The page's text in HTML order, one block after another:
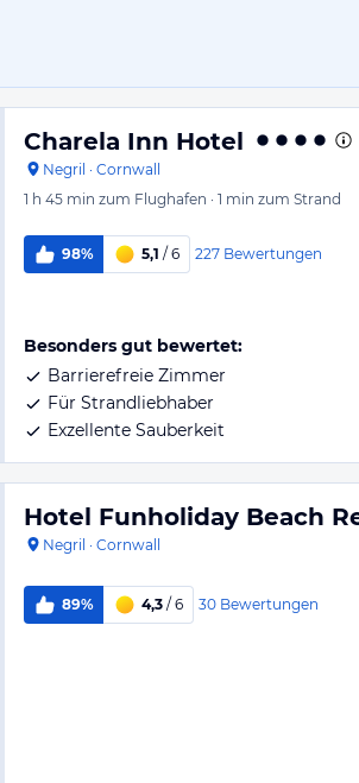
Charela Inn Hotel
Negril · Cornwall
1 h 45 min zum Flughafen · 1 min zum Strand
98% 5,1 / 6 227 Bewertungen
Besonders gut bewertet:
Barrierefreie Zimmer
Für Strandliebhaber
Exzellente Sauberkeit
Hotel Funholiday Beach
Negril · Cornwall
89% 4,3 / 6 30 Bewertungen